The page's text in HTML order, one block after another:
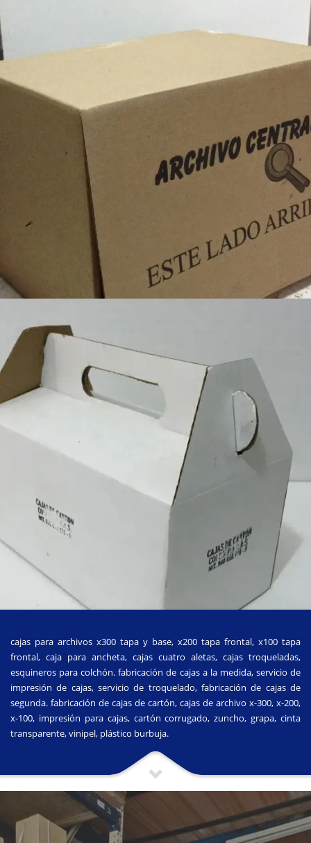
cajas para archivos x300 tapa y base, x200 tapa frontal, x100 tapa
frontal, caja para ancheta, cajas cuatro aletas, cajas troqueladas,
esquineros para colchón. fabricación de cajas a la medida, servicio de
impresión de cajas, servicio de troquelado, fabricación de cajas de
segunda. fabricación de cajas de cartón, cajas de archivo x-300, x-200,
x-100, impresión para cajas, cartón corrugado, zuncho, grapa, cinta
transparente, vinipel, plástico burbuja.